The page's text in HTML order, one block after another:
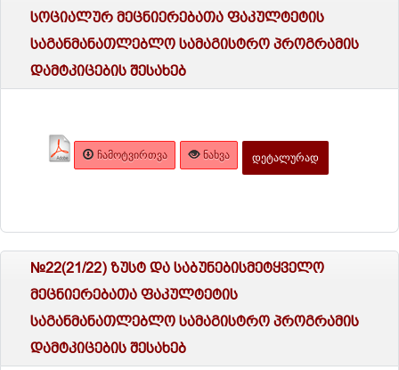
სოციალურ მეცნიერებათა ფაკულტეტის
საგანმანათლებლო სამაგისტრო პროგრამის
დამტკიცების შესახებ
ᲩᲐᲛᲝᲢᲕᲘᲠᲗᲕᲐ ᲜᲐᲮᲕᲐ ᲓᲔᲢᲐᲚᲣᲠᲐᲓ
№22(21/22) ზუსტ და საბუნებისმეტყველო
მეცნიერებათა ფაკულტეტის
საგანმანათლებლო სამაგისტრო პროგრამის
დამტკიცების შესახებ